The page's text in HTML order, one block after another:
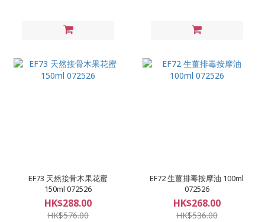
EF73 天然接骨木果花蜜
150ml 072526
HK$288.00
HK$576.00
EF72 生薑排毒按摩油 100ml
072526
HK$268.00
HK$536.00